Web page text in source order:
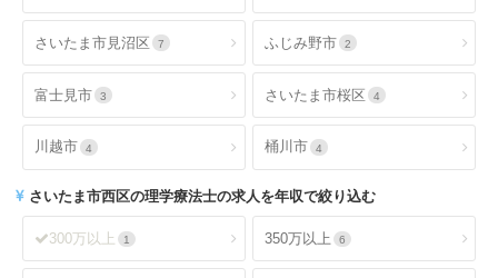
さいたま市見沼区 7 ふじみ野市 2
富士見市 3 さいたま市桜区 4
川越市 4 桶川市 4
さいたま市西区の理学療法士の求人を年収で絞り込む
300万以上 1 350万以上 6